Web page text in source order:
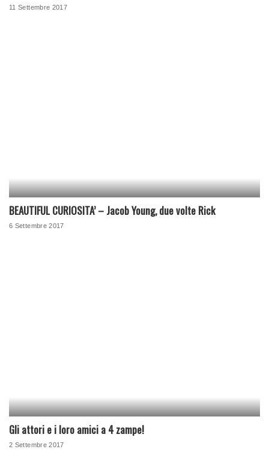
11 Settembre 2017
BEAUTIFUL CURIOSITA’ – Jacob Young, due volte Rick
6 Settembre 2017
Gli attori e i loro amici a 4 zampe!
2 Settembre 2017